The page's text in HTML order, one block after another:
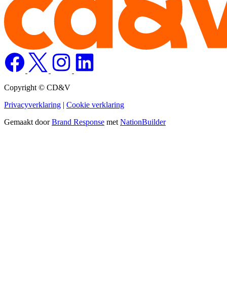
Copyright © CD&V
Privacyverklaring | Cookie verklaring
Gemaakt doorBrand Response met NationBuilder